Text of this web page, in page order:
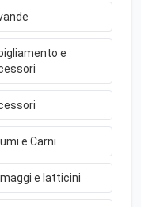
e
e Carni
e latticini